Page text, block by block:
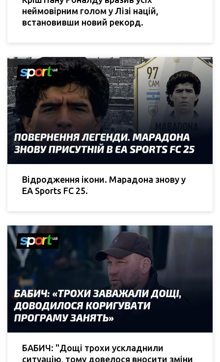
неймовірним голом у Лізі націй,
встановивши новий рекорд.
Відродження ікони. Марадона знову у
EA Sports FC 25.
БАБИЧ: "Дощі трохи ускладнили
ситуацію, тому довелося вносити зміни